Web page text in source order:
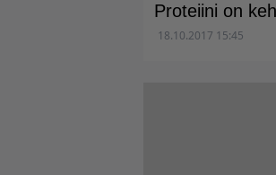
Proteiini on
18.10.2017 15:45